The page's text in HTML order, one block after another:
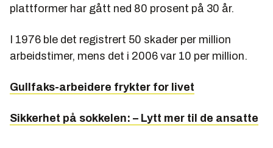
plattformer har gått ned 80 prosent på 30 år.
I 1976 ble det registrert 50 skader per million
arbeidstimer, mens det i 2006 var 10 per million.
Gullfaks-arbeidere frykter for livet
Sikkerhet på sokkelen: – Lytt mer til de ansatte